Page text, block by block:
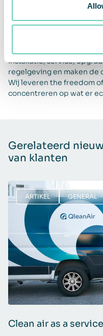
The QleanAir
Wij leveren onze
We passen de oplossing
installatie, service,
regelgeving en maken
Wij leveren the freedom
concentreren op wat er
Gerelateerd
van klanten
ARTIKEL GENERAL
Clean air as a service